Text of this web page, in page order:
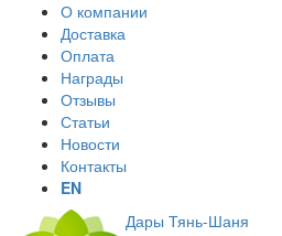
О компании
Доставка
Оплата
Награды
Отзывы
Статьи
Новости
Контакты
EN
Дары Тянь-Шаня